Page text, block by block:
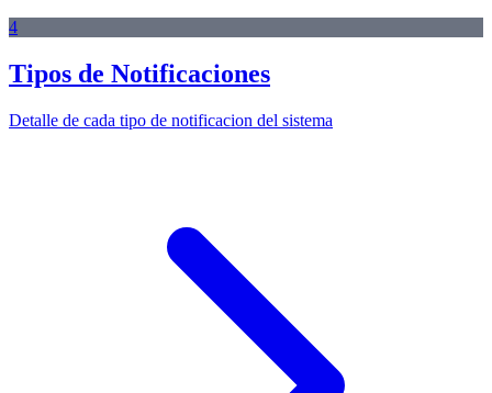
4
Tipos de Notificaciones
Detalle de cada tipo de notificacion del sistema